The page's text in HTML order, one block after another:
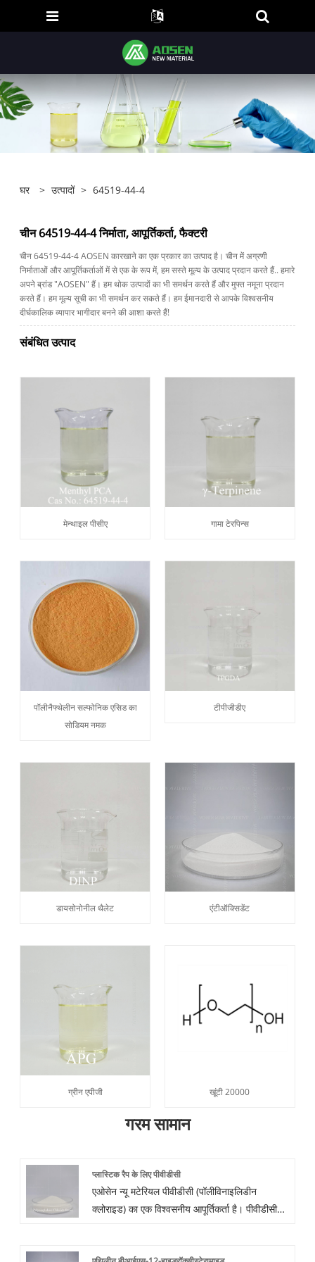
घर > उत्पादों > 64519-44-4
चीन 64519-44-4 निर्माता, आपूर्तिकर्ता, फैक्टरी
चीन 64519-44-4 AOSEN कारखाने का एक प्रकार का उत्पाद है। चीन में अग्रणी
निर्माताओं और आपूर्तिकर्ताओं में से एक के रूप में, हम सस्ते मूल्य के उत्पाद प्रदान करते हैं.. हमारे
अपने ब्रांड "AOSEN" हैं। हम थोक उत्पादों का भी समर्थन करते हैं और मुफ्त नमूना प्रदान
करते हैं। हम मूल्य सूची का भी समर्थन कर सकते हैं। हम ईमानदारी से आपके विश्वसनीय
दीर्घकालिक व्यापार भागीदार बनने की आशा करते हैं!
संबंधित उत्पाद
मेन्थाइल पीसीए गामा टेरपिन्स
पॉलीनैफ्थेलीन सल्फोनिक एसिड का
सोडियम नमक
टीपीजीडीए
डायसोनोनील थैलेट एंटीऑक्सिडेंट
ग्रीन एपीजी खूंटी 20000
गरम सामान
प्लास्टिक रैप के लिए पीवीडीसी
एओसेन न्यू मटेरियल पीवीडीसी (पॉलीविनाइलिडीन
क्लोराइड) का एक विश्वसनीय आपूर्तिकर्ता है। पीवीडीसी